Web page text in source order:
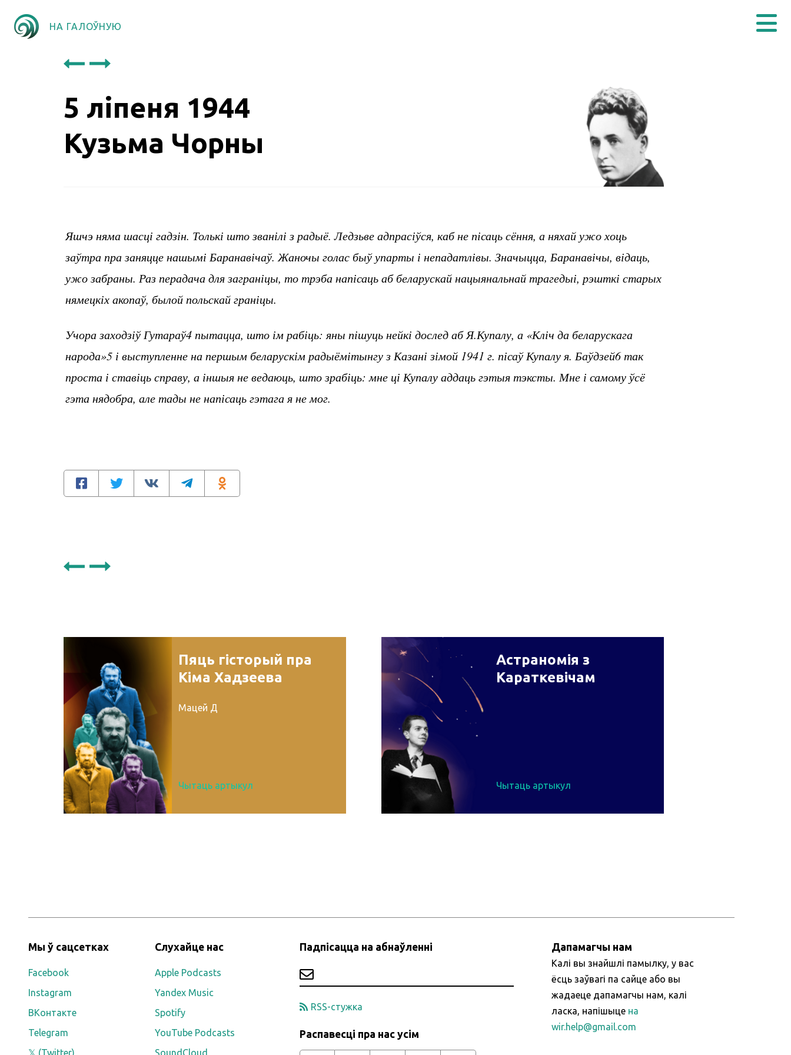
НА ГАЛОЎНУЮ
5 ліпеня 1944
Кузьма Чорны
Яшчэ няма шасці гадзін. Толькі што званілі з радыё. Ледзьве адпрасіўся, каб не пісаць сёння, а няхай ужо хоць
заўтра пра заняцце нашымі Баранавічаў. Жаночы голас быў упарты і непадатлівы. Значыцца, Баранавічы, відаць,
ужо забраны. Раз перадача для заграніцы, то трэба напісаць аб беларускай нацыянальнай трагедыі, рэшткі старых
нямецкіх акопаў, былой польскай граніцы.
Учора заходзіў Гутараў4 пытацца, што ім рабіць: яны пішуць нейкі дослед аб Я.Купалу, а «Кліч да беларускага
народа»5 і выступленне на першым беларускім радыёмітынгу з Казані зімой 1941 г. пісаў Купалу я. Баўдзей6 так
проста і ставіць справу, а іншыя не ведаюць, што зрабіць: мне ці Купалу аддаць гэтыя тэксты. Мне і самому ўсё
гэта нядобра, але тады не напісаць гэтага я не мог.
Пяць гісторый пра
Кіма Хадзеева
Мацей Д
Чытаць артыкул
Астраномія з
Караткевічам
Чытаць артыкул
Мы ў сацсетках
Facebook
Instagram
ВКонтакте
Telegram
𝕏 (Twitter)
Слухайце нас
Apple Podcasts
Yandex Music
Spotify
YouTube Podcasts
SoundCloud
Падпісацца на абнаўленні
RSS-стужка
Распавесці пра нас усім
Дапамагчы нам
Калі вы знайшлі памылку, у вас
ёсць заўвагі па сайце або вы
жадаеце дапамагчы нам, калі
ласка, напішыце на
wir.help@gmail.com